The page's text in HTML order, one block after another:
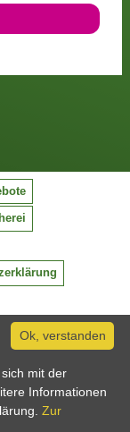
Ok, verstanden
mit der
Informationen
Zur